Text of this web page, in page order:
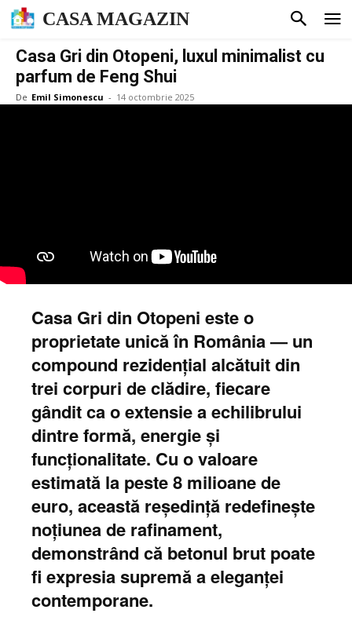
CASA MAGAZIN
Casa Gri din Otopeni, luxul minimalist cu
parfum de Feng Shui
De Emil Simonescu - 14 octombrie 2025
Casa Gri din Otopeni este o
proprietate unică în România — un
compound rezidențial alcătuit din
trei corpuri de clădire, fiecare
gândit ca o extensie a echilibrului
dintre formă, energie și
funcționalitate. Cu o valoare
estimată la peste 8 milioane de
euro, această reședință redefinește
noțiunea de rafinament,
demonstrând că betonul brut poate
fi expresia supremă a eleganței
contemporane.